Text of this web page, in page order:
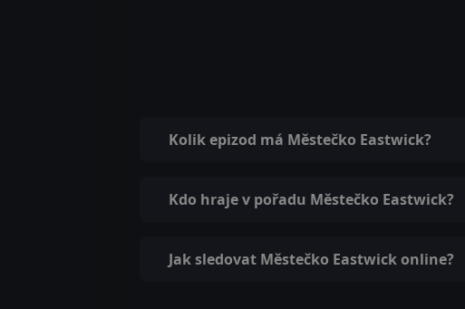
Kolik epizod má Městečko Eastwick?
Kdo hraje v pořadu Městečko Eastwick?
Jak sledovat Městečko Eastwick online?